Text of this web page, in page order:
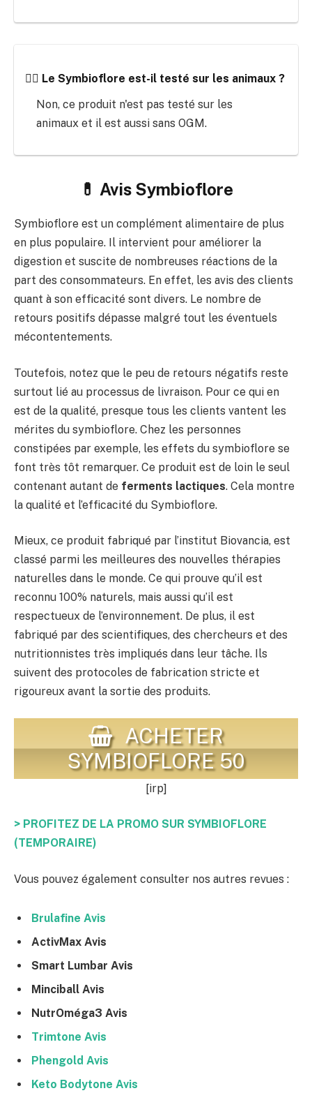
👩‍⚕️ Le Symbioflore est-il testé sur les animaux ?
Non, ce produit n'est pas testé sur les
animaux et il est aussi sans OGM.
💊 Avis Symbioflore
Symbioflore est un complément alimentaire de plus
en plus populaire. Il intervient pour améliorer la
digestion et suscite de nombreuses réactions de la
part des consommateurs. En effet, les avis des clients
quant à son efficacité sont divers. Le nombre de
retours positifs dépasse malgré tout les éventuels
mécontentements.
Toutefois, notez que le peu de retours négatifs reste
surtout lié au processus de livraison. Pour ce qui en
est de la qualité, presque tous les clients vantent les
mérites du symbioflore. Chez les personnes
constipées par exemple, les effets du symbioflore se
font très tôt remarquer. Ce produit est de loin le seul
contenant autant de ferments lactiques. Cela montre
la qualité et l’efficacité du Symbioflore.
Mieux, ce produit fabriqué par l’institut Biovancia, est
classé parmi les meilleures des nouvelles thérapies
naturelles dans le monde. Ce qui prouve qu’il est
reconnu 100% naturels, mais aussi qu’il est
respectueux de l’environnement. De plus, il est
fabriqué par des scientifiques, des chercheurs et des
nutritionnistes très impliqués dans leur tâche. Ils
suivent des protocoles de fabrication stricte et
rigoureux avant la sortie des produits.
ACHETER
SYMBIOFLORE 50
[irp]
> PROFITEZ DE LA PROMO SUR SYMBIOFLORE
(TEMPORAIRE)
Vous pouvez également consulter nos autres revues :
Brulafine Avis
ActivMax Avis
Smart Lumbar Avis
Minciball Avis
NutrOméga3 Avis
Trimtone Avis
Phengold Avis
Keto Bodytone Avis